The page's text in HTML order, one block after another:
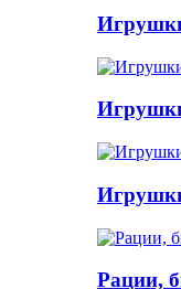
Рации,